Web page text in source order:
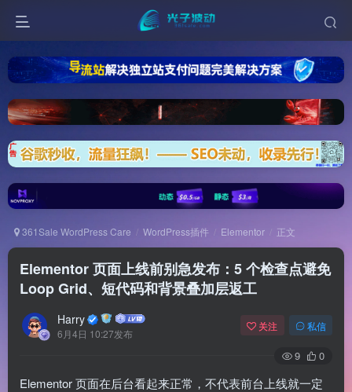
361Sale WordPress Care WordPress插件 Elementor 正文
Elementor 页面上线前别急发布：5 个检查点避免
Loop Grid、短代码和背景叠加层返工
Harry
6月4日 10:27发布
关注 私信
9 0
Elementor 页面在后台看起来正常，不代表前台上线就一定